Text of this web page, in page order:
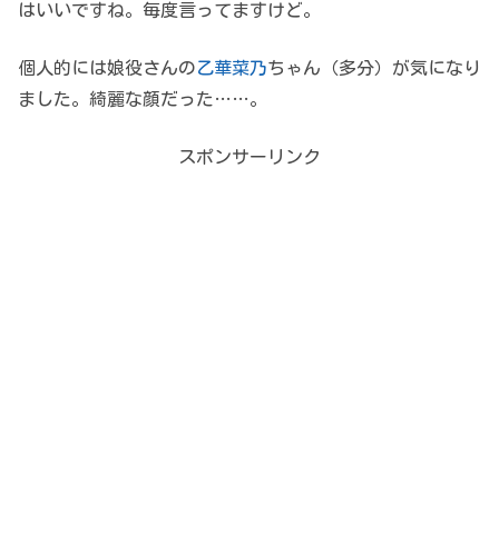
はいいですね。毎度言ってますけど。
個人的には娘役さんの乙華菜乃ちゃん（多分）が気になり
ました。綺麗な顔だった……。
スポンサーリンク